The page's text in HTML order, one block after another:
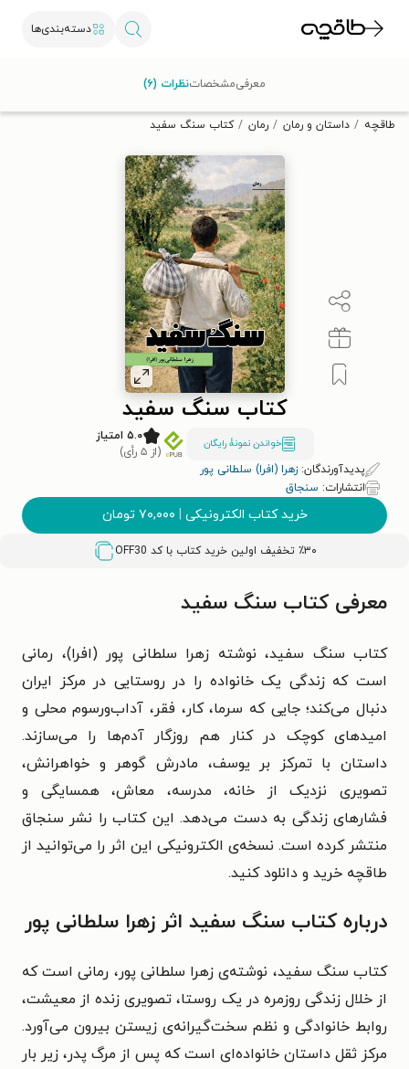
دسته‌بندی‌ها
تخفیف از طاقچه دریافت کن.
طاقچه داستان و رمان رمان کتاب سنگ سفید
کتاب سنگ سفید
خواندن نمونۀ رایگان
۵.۰ امتیاز
(از ۵ رأی)
پدیدآورندگان: زهرا (افرا) سلطانی پور
انتشارات: سنجاق
خرید کتاب الکترونیکی | ۷۰,۰۰۰ تومان
٪۳۰ تخفیف اولین خرید کتاب با کد OFF30
معرفیمشخصاتنظرات (۶)
معرفی کتاب سنگ سفید
کتاب سنگ سفید، نوشته زهرا سلطانی پور (افرا)، رمانی
است که زندگی یک خانواده را در روستایی در مرکز ایران
دنبال می‌کند؛ جایی که سرما، کار، فقر، آداب‌ورسوم محلی و
امیدهای کوچک در کنار هم روزگار آدم‌ها را می‌سازند.
داستان با تمرکز بر یوسف، مادرش گوهر و خواهرانش،
تصویری نزدیک از خانه، مدرسه، معاش، همسایگی و
فشارهای زندگی به دست می‌دهد. این کتاب را نشر سنجاق
منتشر کرده است. نسخه‌ی الکترونیکی این اثر را می‌توانید از
طاقچه خرید و دانلود کنید.
درباره کتاب سنگ سفید اثر زهرا سلطانی پور
کتاب سنگ سفید، نوشته‌ی زهرا سلطانی پور، رمانی است که
از خلال زندگی روزمره در یک روستا، تصویری زنده از معیشت،
روابط خانوادگی و نظم سخت‌گیرانه‌ی زیستن بیرون می‌آورد.
مرکز ثقل داستان خانواده‌ای است که پس از مرگ پدر، زیر بار